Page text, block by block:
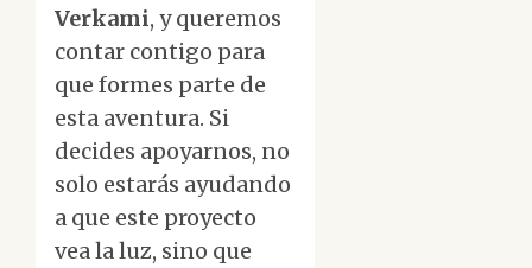
Verkami, y queremos
contar contigo para
que formes parte de
esta aventura. Si
decides apoyarnos, no
solo estarás ayudando
a que este proyecto
vea la luz, sino que